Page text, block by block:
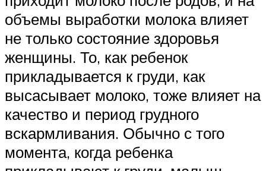
объемы выработки молока влияет
не только состояние здоровья
женщины. То, как ребенок
прикладывается к груди, как
высасывает молоко, тоже влияет на
качество и период грудного
вскармливания. Обычно с того
момента, когда ребенка